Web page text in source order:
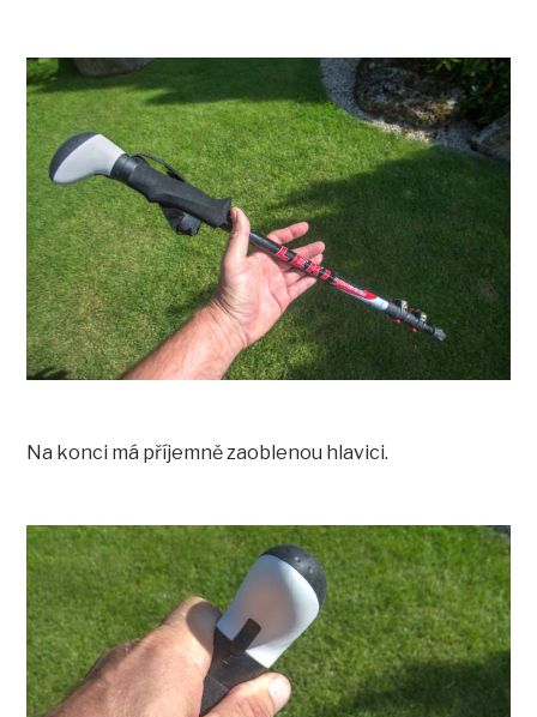
Na konci má příjemně zaoblenou hlavici.